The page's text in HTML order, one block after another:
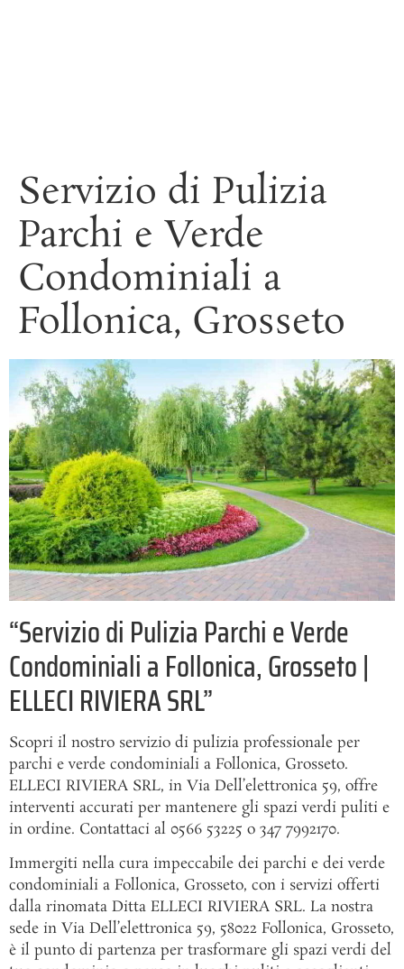
Servizio di Pulizia
Parchi e Verde
Condominiali a
Follonica, Grosseto
“Servizio di Pulizia Parchi e Verde
Condominiali a Follonica, Grosseto |
ELLECI RIVIERA SRL”
Scopri il nostro servizio di pulizia professionale per
parchi e verde condominiali a Follonica, Grosseto.
ELLECI RIVIERA SRL, in Via Dell’elettronica 59, offre
interventi accurati per mantenere gli spazi verdi puliti e
in ordine. Contattaci al 0566 53225 o 347 7992170.
Immergiti nella cura impeccabile dei parchi e dei verde
condominiali a Follonica, Grosseto, con i servizi offerti
dalla rinomata Ditta ELLECI RIVIERA SRL. La nostra
sede in Via Dell’elettronica 59, 58022 Follonica, Grosseto,
è il punto di partenza per trasformare gli spazi verdi del